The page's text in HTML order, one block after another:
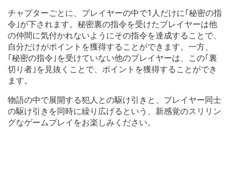
チャプターごとに、プレイヤーの中で1人だけに｢秘密の指
令｣が下されます。秘密裏の指令を受けたプレイヤーは他
の仲間に気付かれないようにその指令を達成することで、
自分だけがポイントを獲得することができます。一方、
｢秘密の指令｣を受けていない他のプレイヤーは、この｢裏
切り者｣を見抜くことで、ポイントを獲得することができ
ます。
物語の中で展開する犯人との駆け引きと、プレイヤー同士
の駆け引きを同時に繰り広げるという、新感覚のスリリン
グなゲームプレイをお楽しみください。